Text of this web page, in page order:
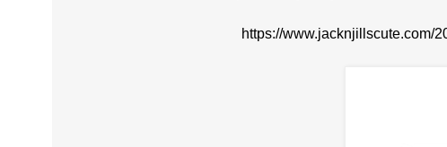
https://www.jacknjillscute.com/